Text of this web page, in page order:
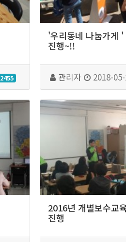
2455
'우리동네 나눔가게 '
진행~!!
관리자 2018-
2016년 개별보수교
진행